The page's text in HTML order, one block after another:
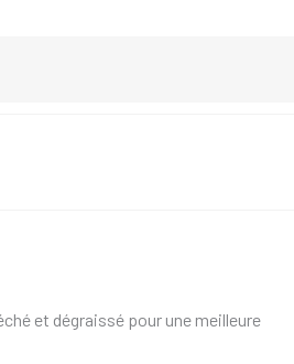
et dégraissé pour une meilleure